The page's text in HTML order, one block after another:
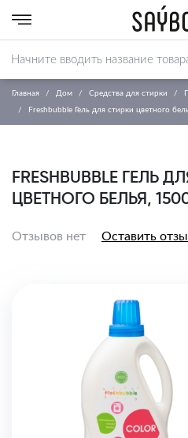
Главная Дом Средства для стирки
Freshbubble Гель для стирки цветного
FRESHBUBBLE ГЕЛЬ
ЦВЕТНОГО БЕЛЬЯ,
Отзывов нет Оставить